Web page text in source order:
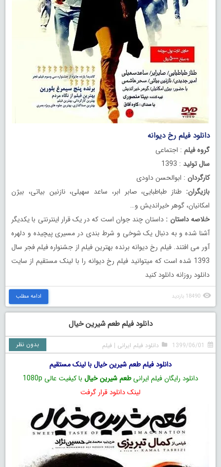
دانلود فیلم رخ دیوانه
گروه فیلم : اجتماعی
سال تولید : 1393
کارگردان : ابوالحسن داودی
بازیگران: طناز طباطبایی، صابر ابر، ساعد سهیلی، نازنین بیاتی، بیژن
امکانیان، گوهر خیراندیش و…
خلاصه داستان : داستان چند جوان است که در یک قرار اینترنتی با یکدیگر
آشنا شده و به دنبال یک شوخی و شرط بندی در مسیری پیچیده و دلهره
آور می افتند. فیلم رخ دیوانه برنده بهترین فیلم از جشنواره فیلم فجر سال
1393 شده است که میتوانید فیلم رخ دیوانه را با لینک مستقیم از سایت
دانلود روزانه دانلود کنید
18490 بازدید ادامه مطلب
دانلود فیلم طعم شیرین خیال
1399/06/01 دانلود فیلم ایرانی |فیلم بدون نظر
دانلود فیلم طعم شیرین خیال با لینک مستقیم
دانلود رایگان فیلم ایرانیطعم شیرین خیال با کیفیت عالی 1080p
لینک دانلود قرار گرفت